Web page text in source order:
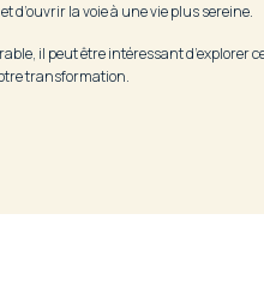
d’ouvrir la voie à une vie plus sereine.
il peut être intéressant
transformation.